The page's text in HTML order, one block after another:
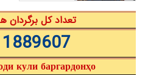
تعداد کل برگردان
1889607
кули баргардонҳо